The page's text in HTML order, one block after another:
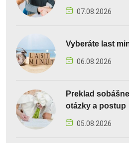
07.08.2026
Vyberáte last
06.08.2026
Preklad
otázky a postup
05.08.2026